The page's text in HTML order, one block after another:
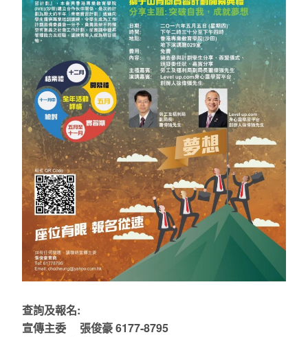
查詢及報名:
宣傳主委 張俊豪 6177-8795